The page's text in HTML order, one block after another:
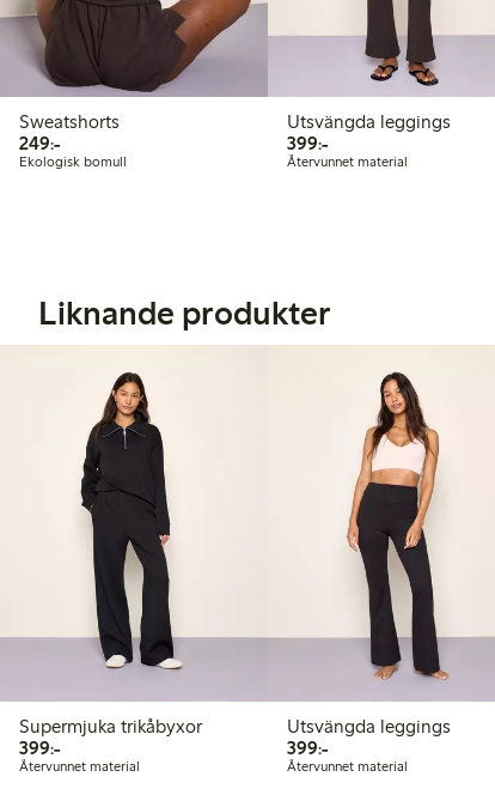
Sweatshorts
249:-249,00 kr
Ekologisk bomull
Utsvängda leggings
399:-399,00 kr
Återvunnet material
Liknande produkter
Supermjuka trikåbyxor
399:-399,00 kr
Återvunnet material
Utsvängda leggings
399:-399,00 kr
Återvunnet material